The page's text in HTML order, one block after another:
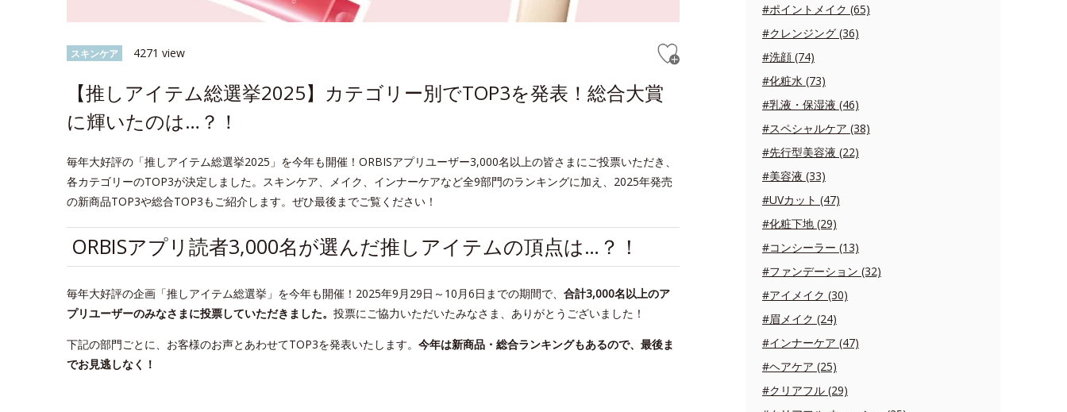
スキンケア 4271 view
【推しアイテム総選挙2025】カテゴリー別でTOP3を発表！総合大賞
に輝いたのは…？！
毎年大好評の「推しアイテム総選挙2025」を今年も開催！ORBISアプリユーザー3,000名以上の皆さまにご投票いただき、
各カテゴリーのTOP3が決定しました。スキンケア、メイク、インナーケアなど全9部門のランキングに加え、2025年発売
の新商品TOP3や総合TOP3もご紹介します。ぜひ最後までご覧ください！
ORBISアプリ読者3,000名が選んだ推しアイテムの頂点は…？！
毎年大好評の企画「推しアイテム総選挙」を今年も開催！2025年9月29日～10月6日までの期間で、 合計3,000名以上のア
プリユーザーのみなさまに投票していただきました。 投票にご協力いただいたみなさま、ありがとうございました！
下記の部門ごとに、お客様のお声とあわせてTOP3を発表いたします。 今年は新商品・総合ランキングもあるので、最後ま
でお見逃しなく！
#ポイントメイク (65)
#クレンジング (36)
#洗顔 (74)
#化粧水 (73)
#乳液・保湿液 (46)
#スペシャルケア (38)
#先行型美容液 (22)
#美容液 (33)
#UVカット (47)
#化粧下地 (29)
#コンシーラー (13)
#ファンデーション (32)
#アイメイク (30)
#眉メイク (24)
#インナーケア (47)
#ヘアケア (25)
#クリアフル (29)